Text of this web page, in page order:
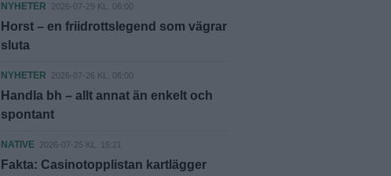
NYHETER 2026-07-29 KL. 06:00
Horst – en friidrottslegend som vägrar
sluta
NYHETER 2026-07-26 KL. 06:00
Handla bh – allt annat än enkelt och
spontant
NATIVE 2026-07-25 KL. 15:21
Fakta: Casinotopplistan kartlägger